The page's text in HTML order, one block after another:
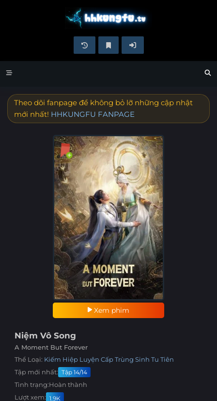
Theo dõi fanpage để không bỏ lỡ những cập nhật
mới nhất! HHKUNGFU FANPAGE
Xem phim
Niệm Vô Song
A Moment But Forever
Thể Loại: Kiếm Hiệp Luyện CấpTrùng Sinh Tu Tiên
Tập mới nhất: Tập 14/14
Tình trạng:Hoàn thành
Lượt xem: 1.9K